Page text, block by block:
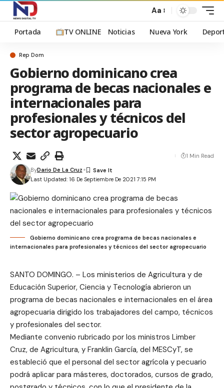
Aa
Portada TV ONLINE Noticias Nueva York
Rep Dom
Gobierno dominicano crea
programa de becas nacionales e
internacionales para
profesionales y técnicos del
sector agropecuario
Last Updated: 16 De Septiembre De 2021 7:15 PM
ByDario De La Cruz
1 Min Read
Gobierno dominicano crea programa de becas nacionales e
internacionales para profesionales y técnicos del sector agropecuario
SANTO DOMINGO. – Los ministerios de Agricultura y de
Educación Superior, Ciencia y Tecnología abrieron un
programa de becas nacionales e internacionales en el área
agropecuaria dirigido los trabajadores del campo, técnicos
y profesionales del sector.
Mediante convenio rubricado por los ministros Limber
Cruz, de Agricultura, y Franklin García, del MESCyT, se
estableció que el personal del sector agrícola y pecuario
podrá aplicar para másteres, doctorados, cursos de grado,